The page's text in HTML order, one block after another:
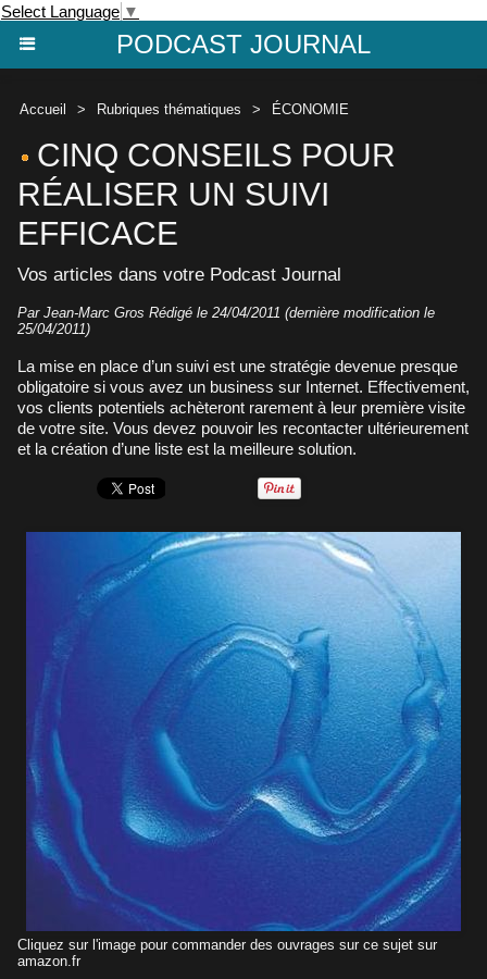
Select Language ▼
PODCAST JOURNAL
Accueil > Rubriques thématiques > ÉCONOMIE
CINQ CONSEILS POUR
RÉALISER UN SUIVI
EFFICACE
Vos articles dans votre Podcast Journal
Par Jean-Marc Gros Rédigé le 24/04/2011 (dernière modification le
25/04/2011)
La mise en place d’un suivi est une stratégie devenue presque
obligatoire si vous avez un business sur Internet. Effectivement,
vos clients potentiels achèteront rarement à leur première visite
de votre site. Vous devez pouvoir les recontacter ultérieurement
et la création d’une liste est la meilleure solution.
Cliquez sur l'image pour commander des ouvrages sur ce sujet sur
amazon.fr